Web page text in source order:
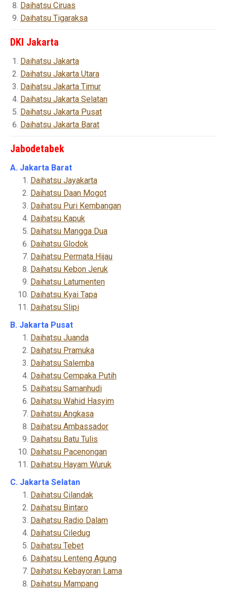
Daihatsu Ciruas
Daihatsu Tigaraksa
DKI Jakarta
Daihatsu Jakarta
Daihatsu Jakarta Utara
Daihatsu Jakarta Timur
Daihatsu Jakarta Selatan
Daihatsu Jakarta Pusat
Daihatsu Jakarta Barat
Jabodetabek
A. Jakarta Barat
Daihatsu Jayakarta
Daihatsu Daan Mogot
Daihatsu Puri Kembangan
Daihatsu Kapuk
Daihatsu Mangga Dua
Daihatsu Glodok
Daihatsu Permata Hijau
Daihatsu Kebon Jeruk
Daihatsu Latumenten
Daihatsu Kyai Tapa
Daihatsu Slipi
B. Jakarta Pusat
Daihatsu Juanda
Daihatsu Pramuka
Daihatsu Salemba
Daihatsu Cempaka Putih
Daihatsu Samanhudi
Daihatsu Wahid Hasyim
Daihatsu Angkasa
Daihatsu Ambassador
Daihatsu Batu Tulis
Daihatsu Pacenongan
Daihatsu Hayam Wuruk
C. Jakarta Selatan
Daihatsu Cilandak
Daihatsu Bintaro
Daihatsu Radio Dalam
Daihatsu Ciledug
Daihatsu Tebet
Daihatsu Lenteng Agung
Daihatsu Kebayoran Lama
Daihatsu Mampang